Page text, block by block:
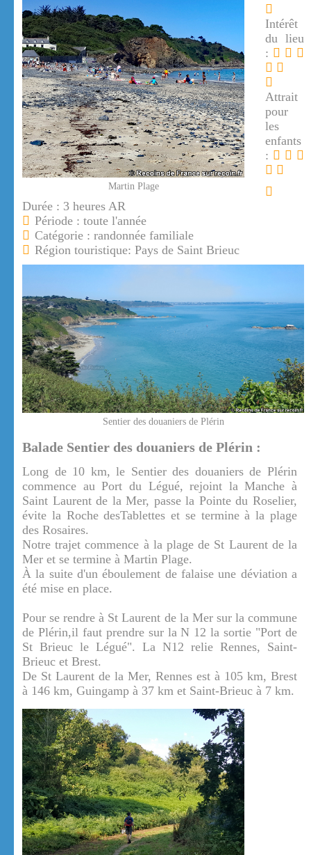
Martin Plage
Intérêt
du lieu
:
Attrait
pour
les
enfants
:
Durée : 3 heures AR
Période : toute l'année
Catégorie : randonnée familiale
Région touristique: Pays de Saint Brieuc
Sentier des douaniers de Plérin
Balade Sentier des douaniers de Plérin :
Long de 10 km, le Sentier des douaniers de Plérin
commence au Port du Légué, rejoint la Manche à
Saint Laurent de la Mer, passe la Pointe du Roselier,
évite la Roche desTablettes et se termine à la plage
des Rosaires.
Notre trajet commence à la plage de St Laurent de la
Mer et se termine à Martin Plage.
À la suite d'un éboulement de falaise une déviation a
été mise en place.
Pour se rendre à St Laurent de la Mer sur la commune
de Plérin,il faut prendre sur la N 12 la sortie "Port de
St Brieuc le Légué". La N12 relie Rennes, Saint-
Brieuc et Brest.
De St Laurent de la Mer, Rennes est à 105 km, Brest
à 146 km, Guingamp à 37 km et Saint-Brieuc à 7 km.